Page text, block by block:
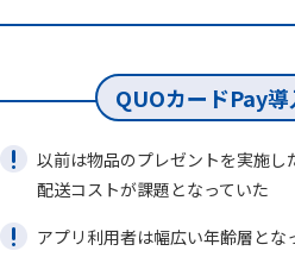
QUOカードPay
以前は物品のプレゼントを実施
配送コストが課題となっていた
アプリ利用者は幅広い年齢層とな